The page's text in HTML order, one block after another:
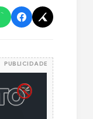
PUBLICIDADE